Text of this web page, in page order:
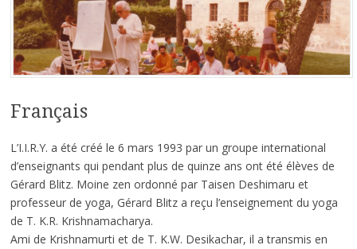
Français
L’I.I.R.Y. a été créé le 6 mars 1993 par un groupe international
d’enseignants qui pendant plus de quinze ans ont été élèves de
Gérard Blitz. Moine zen ordonné par Taisen Deshimaru et
professeur de yoga, Gérard Blitz a reçu l’enseignement du yoga
de T. K.R. Krishnamacharya.
Ami de Krishnamurti et de T. K.W. Desikachar, il a transmis en